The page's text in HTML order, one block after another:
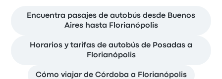
Encuentra pasajes de autobús desde Buenos
Aires hasta Florianópolis
Horarios y tarifas de autobús de Posadas a
Florianópolis
Cómo viajar de Córdoba a Florianópolis